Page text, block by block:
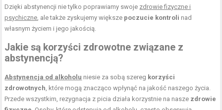
Dzięki abstynencji nie tylko poprawiamy swoje zdrowie fizyczne i
psychiczne , ale także zyskujemy większe poczucie kontroli nad
własnym życiem i jego jakością.
Jakie są korzyści zdrowotne związane z
abstynencją?
Abstynencja od alkoholu niesie za sobą szereg korzyści
zdrowotnych , które mogą znacząco wpłynąć na jakość naszego życia.
Przede wszystkim, rezygnacja z picia działa korzystnie na nasze zdrowie